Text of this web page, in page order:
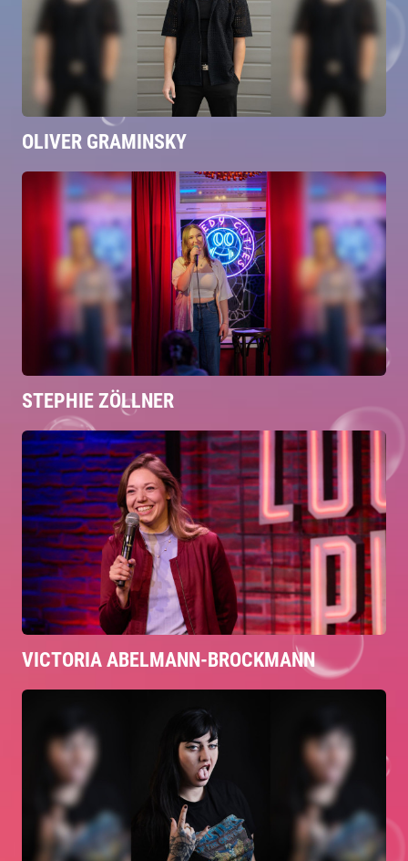
OLIVER GRAMINSKY
STEPHIE ZÖLLNER
VICTORIA ABELMANN-BROCKMANN